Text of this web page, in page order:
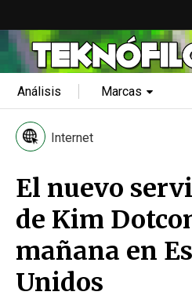
Análisis Marcas
Internet
El nuevo
de Kim
mañana en
Unidos